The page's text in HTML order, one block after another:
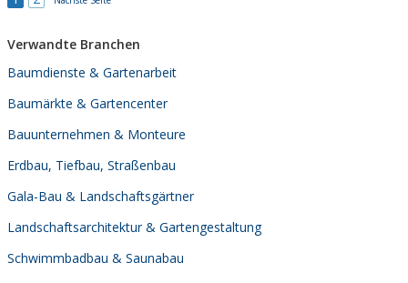
Verwandte Branchen
Baumdienste & Gartenarbeit
Baumärkte & Gartencenter
Bauunternehmen & Monteure
Erdbau, Tiefbau, Straßenbau
Gala-Bau & Landschaftsgärtner
Landschaftsarchitektur & Gartengestaltung
Schwimmbadbau & Saunabau